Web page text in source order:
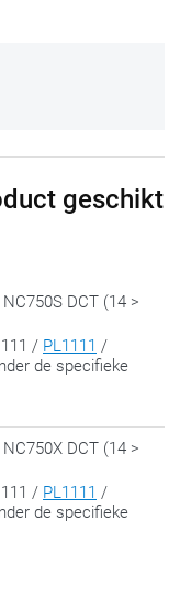
maken geen
geschikt
DCT (14 >
/ PL1111 /
de specifieke
DCT (14 >
/ PL1111 /
de specifieke